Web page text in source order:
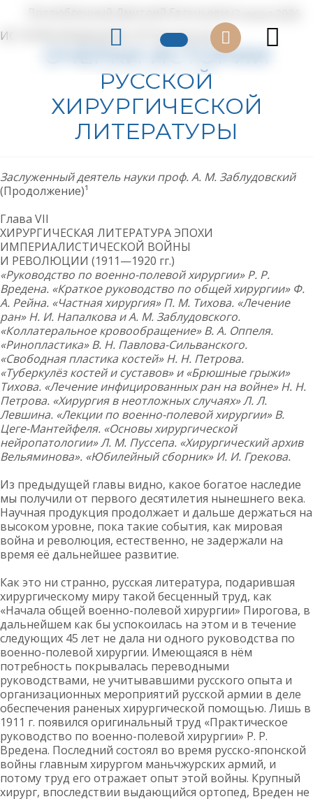
ИСТОРИЯ МЕДИЦИНЫ
179 Просмотров
ОЧЕРКИ ИСТОРИИ
РУССКОЙ
ХИРУРГИЧЕСКОЙ
ЛИТЕРАТУРЫ
Заслуженный деятель науки проф. А. М. Заблудовский
(Продолжение)¹
Глава VII
ХИРУРГИЧЕСКАЯ ЛИТЕРАТУРА ЭПОХИ
ИМПЕРИАЛИСТИЧЕСКОЙ ВОЙНЫ
И РЕВОЛЮЦИИ (1911—1920 гг.)
«Руководство по военно-полевой хирургии» Р. Р.
Вредена. «Краткое руководство по общей хирургии» Ф.
А. Рейна. «Частная хирургия» П. М. Тихова. «Лечение
ран» Н. И. Напалкова и А. М. Заблудовского.
«Коллатеральное кровообращение» В. А. Оппеля.
«Ринопластика» В. Н. Павлова-Сильванского.
«Свободная пластика костей» Н. Н. Петрова.
«Туберкулёз костей и суставов» и «Брюшные грыжи»
Тихова. «Лечение инфицированных ран на войне» Н. Н.
Петрова. «Хирургия в неотложных случаях» Л. Л.
Левшина. «Лекции по военно-полевой хирургии» В.
Цеге-Мантейфеля. «Основы хирургической
нейропатологии» Л. М. Пуссепа. «Хирургический архив
Вельяминова». «Юбилейный сборник» И. И. Грекова.
Из предыдущей главы видно, какое богатое наследие
мы получили от первого десятилетия нынешнего века.
Научная продукция продолжает и дальше держаться на
высоком уровне, пока такие события, как мировая
война и революция, естественно, не задержали на
время её дальнейшее развитие.
Как это ни странно, русская литература, подарившая
хирургическому миру такой бесценный труд, как
«Начала общей военно-полевой хирургии» Пирогова, в
дальнейшем как бы успокоилась на этом и в течение
следующих 45 лет не дала ни одного руководства по
военно-полевой хирургии. Имеющаяся в нём
потребность покрывалась переводными
руководствами, не учитывавшими русского опыта и
организационных мероприятий русской армии в деле
обеспечения раненых хирургической помощью. Лишь в
1911 г. появился оригинальный труд «Практическое
руководство по военно-полевой хирургии» Р. Р.
Вредена. Последний состоял во время русско-японской
войны главным хирургом маньчжурских армий, и
потому труд его отражает опыт этой войны. Крупный
хирург, впоследствии выдающийся ортопед, Вреден не